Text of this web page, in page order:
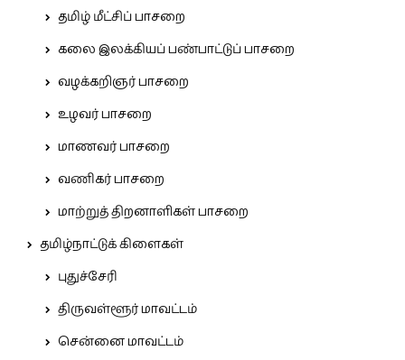
தமிழ் மீட்சிப் பாசறை
கலை இலக்கியப் பண்பாட்டுப் பாசறை
வழக்கறிஞர் பாசறை
உழவர் பாசறை
மாணவர் பாசறை
வணிகர் பாசறை
மாற்றுத் திறனாளிகள் பாசறை
தமிழ்நாட்டுக் கிளைகள்
புதுச்சேரி
திருவள்ளூர் மாவட்டம்
சென்னை மாவட்டம்